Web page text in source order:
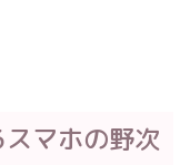
マホの野次